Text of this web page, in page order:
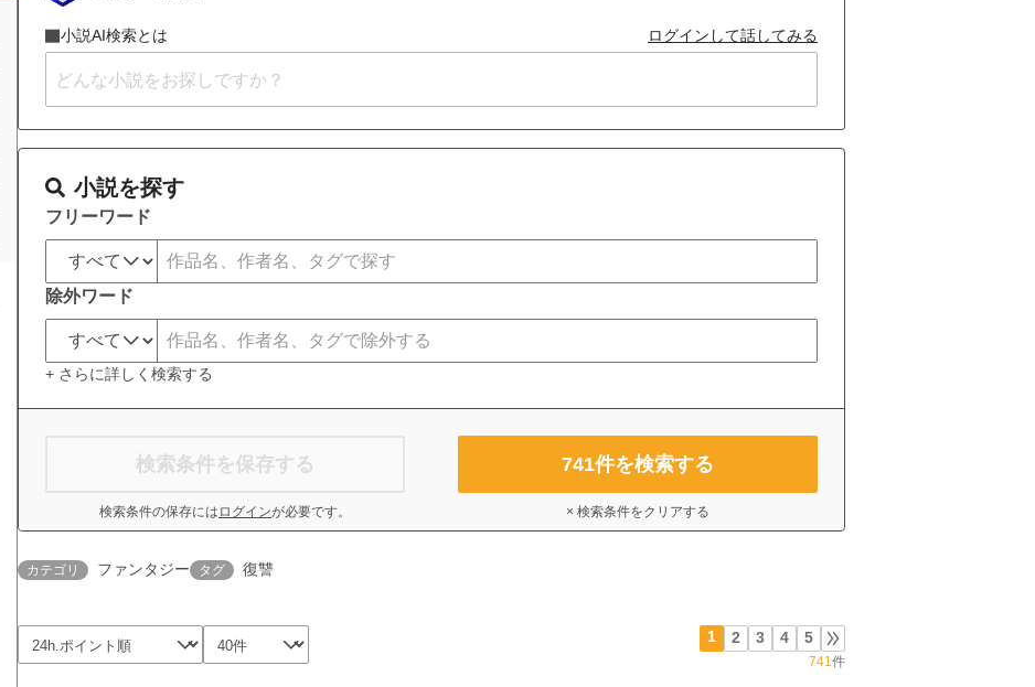
小説AI検索とは ログインして話してみる
小説を探す
フリーワード
除外ワード
+ さらに詳しく検索する
検索条件を保存する
検索条件の保存には ログインが必要です。
741件を検索する
× 検索条件をクリアする
カテゴリ ファンタジー タグ 復讐
1 2 3 4 5
741件